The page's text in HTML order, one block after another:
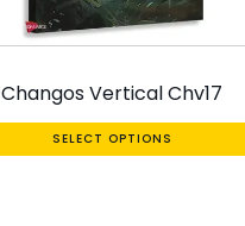
Changos Vertical Chv17
SELECT OPTIONS